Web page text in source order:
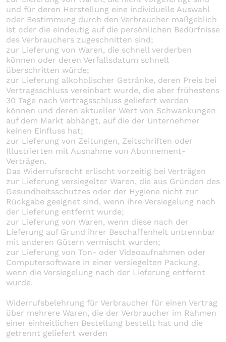
und für deren Herstellung eine individuelle Auswahl
oder Bestimmung durch den Verbraucher maßgeblich
ist oder die eindeutig auf die persönlichen Bedürfnisse
des Verbrauchers zugeschnitten sind;
zur Lieferung von Waren, die schnell verderben
können oder deren Verfallsdatum schnell
überschritten würde;
zur Lieferung alkoholischer Getränke, deren Preis bei
Vertragsschluss vereinbart wurde, die aber frühestens
30 Tage nach Vertragsschluss geliefert werden
können und deren aktueller Wert von Schwankungen
auf dem Markt abhängt, auf die der Unternehmer
keinen Einfluss hat;
zur Lieferung von Zeitungen, Zeitschriften oder
Illustrierten mit Ausnahme von Abonnement-
Verträgen.
Das Widerrufsrecht erlischt vorzeitig bei Verträgen
zur Lieferung versiegelter Waren, die aus Gründen des
Gesundheitsschutzes oder der Hygiene nicht zur
Rückgabe geeignet sind, wenn ihre Versiegelung nach
der Lieferung entfernt wurde;
zur Lieferung von Waren, wenn diese nach der
Lieferung auf Grund ihrer Beschaffenheit untrennbar
mit anderen Gütern vermischt wurden;
zur Lieferung von Ton- oder Videoaufnahmen oder
Computersoftware in einer versiegelten Packung,
wenn die Versiegelung nach der Lieferung entfernt
wurde.
Widerrufsbelehrung für Verbraucher für einen Vertrag
über mehrere Waren, die der Verbraucher im Rahmen
einer einheitlichen Bestellung bestellt hat und die
getrennt geliefert werden